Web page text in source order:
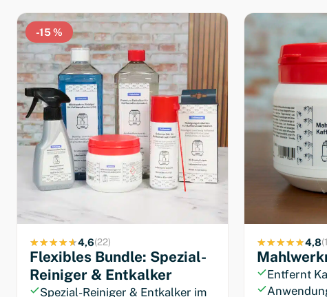
-15 %
4,6(22)
Flexibles Bundle: Spezial-
Reiniger & Entkalker
Spezial-Reiniger & Entkalker im
4,8
Entfernt